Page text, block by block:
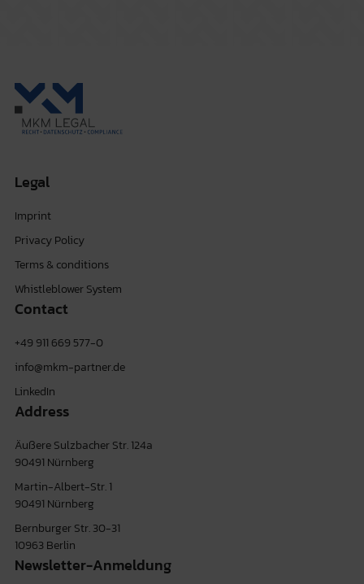
Legal
Imprint
Privacy Policy
Terms & conditions
Whistleblower System
Contact
+49 911 669 577-0
info@mkm-partner.de
LinkedIn
Address
Äußere Sulzbacher Str. 124a
90491 Nürnberg
Martin-Albert-Str. 1
90491 Nürnberg
Bernburger Str. 30-31
10963 Berlin
Newsletter-Anmeldung